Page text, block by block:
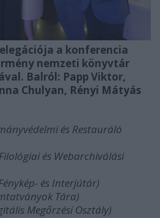
a konferencia
nemzeti könyvtár
Balról: Papp Viktor,
Chulyan, Rényi Mátyás
és Restauráló
és Webarchiválási
és Interjútár)
Tára)
Megőrzési Osztály)